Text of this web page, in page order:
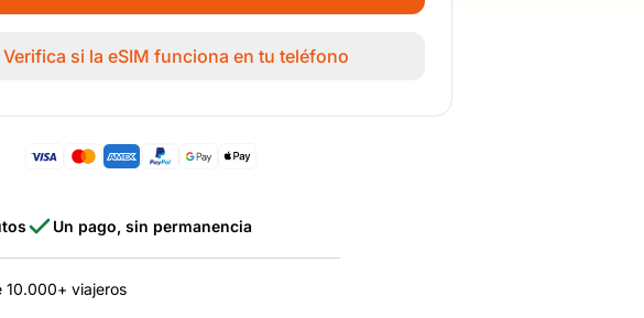
Verifica si la eSIM funciona en tu teléfono
Un pago, sin permanencia
10.000+ viajeros